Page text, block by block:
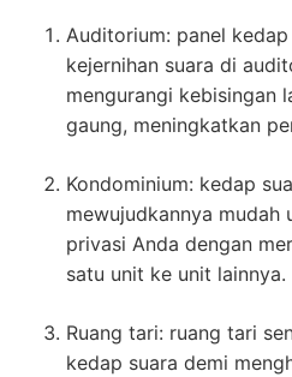
Auditorium: panel
kejernihan suara di
mengurangi kebisingan
gaung, meningkatkan
Kondominium: kedap
mewujudkannya mudah
privasi Anda dengan
satu unit ke unit lainnya.
Ruang tari: ruang tari
kedap suara demi